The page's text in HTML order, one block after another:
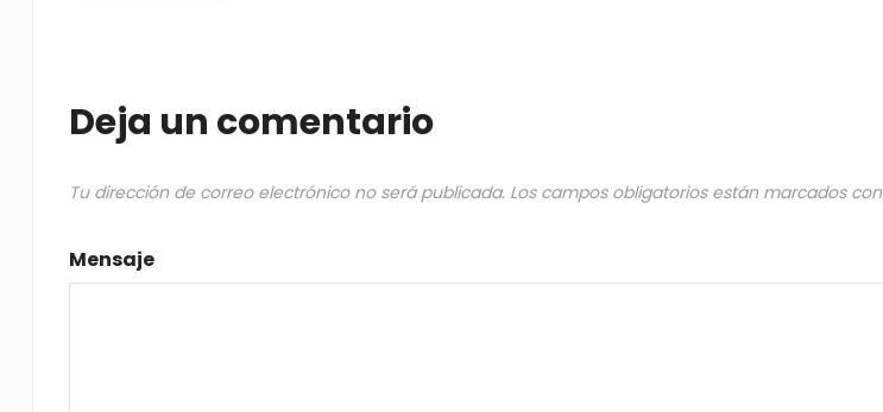
Deja un comentario
Tu dirección de correo electrónico no será publicada. Los campos obligatorios están marcados con
Mensaje